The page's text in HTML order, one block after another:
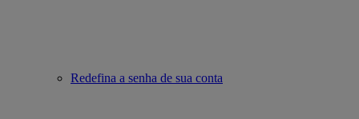
Redefina a senha de sua conta